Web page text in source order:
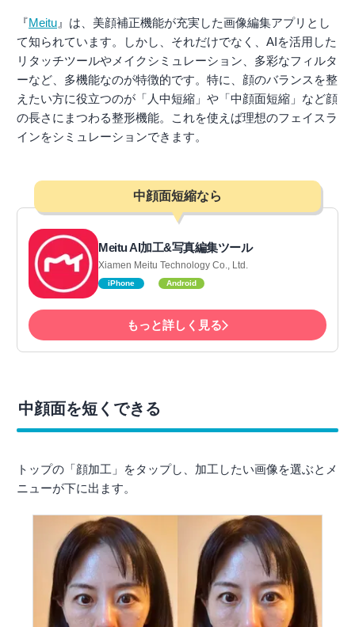
『Meitu 』は、美顔補正機能が充実した画像編集アプリとし
て知られています。しかし、それだけでなく、AIを活用した
リタッチツールやメイクシミュレーション、多彩なフィルタ
ーなど、多機能なのが特徴的です。特に、顔のバランスを整
えたい方に役立つのが「人中短縮」や「中顔面短縮」など顔
の長さにまつわる整形機能。これを使えば理想のフェイスラ
インをシミュレーションできます。
中顔面短縮なら
Meitu AI加工&写真編集ツール
Xiamen Meitu Technology Co., Ltd.
iPhone Android
もっと詳しく見る
中顔面を短くできる
トップの「顔加工」をタップし、加工したい画像を選ぶとメ
ニューが下に出ます。